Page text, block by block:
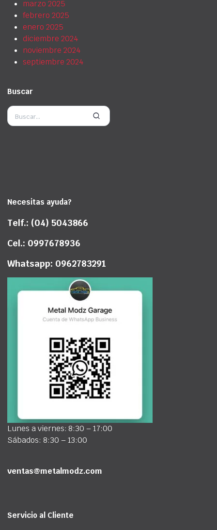
marzo 2025
febrero 2025
enero 2025
diciembre 2024
noviembre 2024
septiembre 2024
Buscar
Necesitas ayuda?
Telf.: (04) 5043866
Cel.: 0997678936
Whatsapp: 0962783291
Lunes a viernes: 8:30 – 17:00
Sábados: 8:30 – 13:00
ventas@metalmodz.com
Servicio al Cliente